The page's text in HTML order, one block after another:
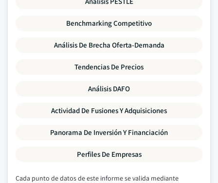
Benchmarking Competitivo
Análisis De Brecha Oferta-Demanda
Tendencias De Precios
Análisis DAFO
Actividad De Fusiones Y Adquisiciones
Panorama De Inversión Y Financiación
Perfiles De Empresas
Cada punto de datos de este informe se valida mediante